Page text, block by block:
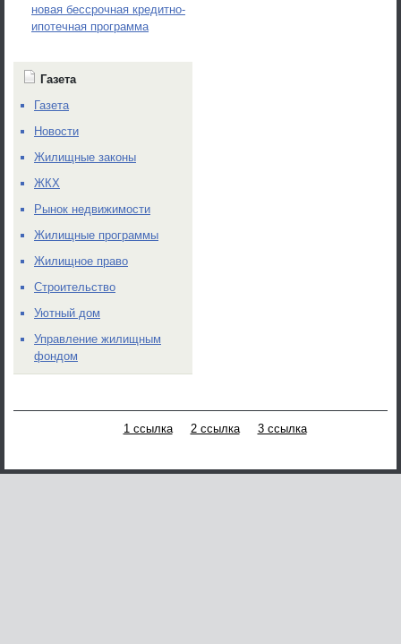
новая бессрочная кредитно-
ипотечная программа
Газета
Газета
Новости
Жилищные законы
ЖКХ
Рынок недвижимости
Жилищные программы
Жилищное право
Строительство
Уютный дом
Управление жилищным
фондом
1 ссылка 2 ссылка 3 ссылка